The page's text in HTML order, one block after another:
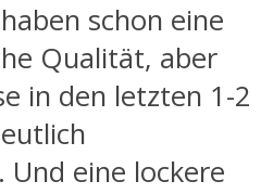
schon eine
Qualität, aber
in den letzten 1-2
Und eine lockere